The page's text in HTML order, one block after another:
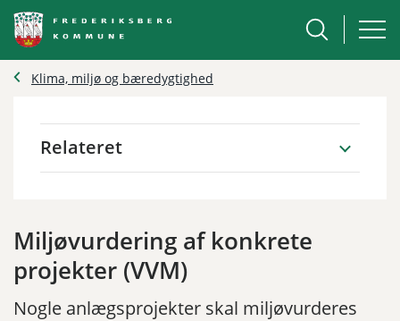
Klima, miljø og bæredygtighed
Relateret
Miljøvurdering af konkrete
projekter (VVM)
Nogle anlægsprojekter skal miljøvurderes